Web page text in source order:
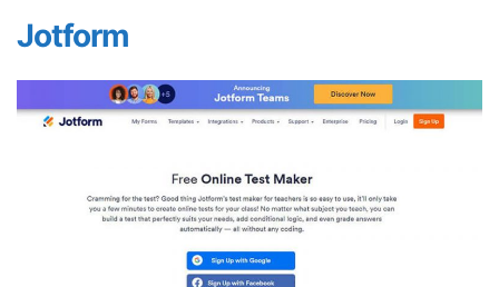
Jotform